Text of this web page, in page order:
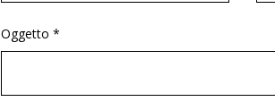
Oggetto *